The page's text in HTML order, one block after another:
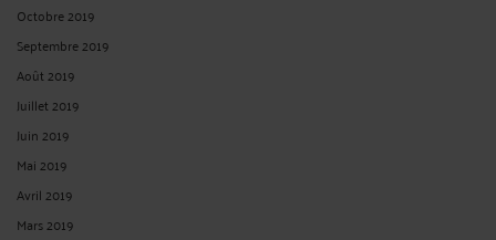
Octobre 2019
Septembre 2019
Août 2019
Juillet 2019
Juin 2019
Mai 2019
Avril 2019
Mars 2019